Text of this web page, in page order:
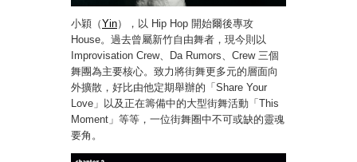
小穎（Yin），以 Hip Hop 開始爾後專攻
House。過去曾屬新竹自由舞者，現今則以
Improvisation Crew、Da Rumors、Crew 三個
舞團為主要核心。致力將街舞更多元的層面向
外擴散，好比由他定期舉辦的「Share Your
Love」以及正在籌備中的大型街舞活動「This
Moment」等等，一位街舞圈中不可或缺的靈魂
要角。